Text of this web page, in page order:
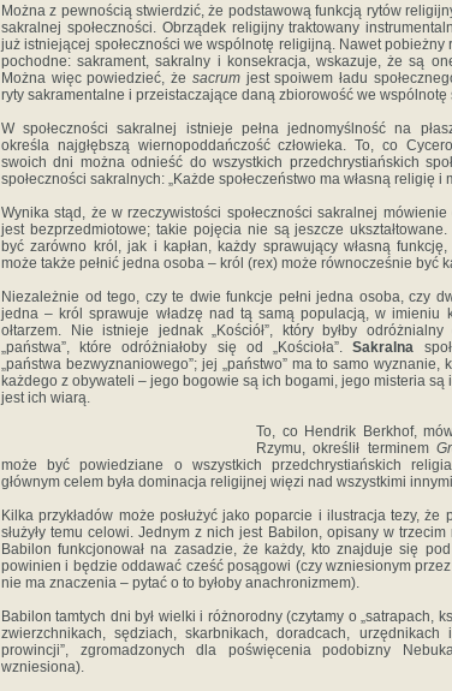
Można z pewnością stwierdzić, że podstawową funkcją rytów
sakralnej społeczności. Obrządek religijny traktowany
już istniejącej społeczności we wspólnotę religijną. Nawet
pochodne: sakrament, sakralny i konsekracja, wskazuje, że są
Można więc powiedzieć, że sacrum jest spoiwem ładu
ryty sakramentalne i przeistaczające daną zbiorowość we wspólnotę
W społeczności sakralnej istnieje pełna jednomyślność na
określa najgłębszą wiernopoddańczość człowieka. To, co
swoich dni można odnieść do wszystkich przedchrystiańskich
społeczności sakralnych: „Każde społeczeństwo ma własną religię i
Wynika stąd, że w rzeczywistości społeczności sakralnej mówienie
jest bezprzedmiotowe; takie pojęcia nie są jeszcze
być zarówno król, jak i kapłan, każdy sprawujący własną
może także pełnić jedna osoba – król (rex) może równocześnie być
Niezależnie od tego, czy te dwie funkcje pełni jedna osoba, czy
jedna – król sprawuje władzę nad tą samą populacją, w imieniu
ołtarzem. Nie istnieje jednak „Kościół”, który byłby
„państwa”, które odróżniałoby się od „Kościoła”.Sakralna
„państwa bezwyznaniowego”; jej „państwo” ma to samo wyznanie,
każdego z obywateli – jego bogowie są ich bogami, jego misteria są
jest ich wiarą.
To, co Hendrik Berkhof,
Rzymu, określił terminem
może być powiedziane o wszystkich przedchrystiańskich
głównym celem była dominacja religijnej więzi nad wszystkimi
Kilka przykładów może posłużyć jako poparcie i ilustracja tezy, że
służyły temu celowi. Jednym z nich jest Babilon, opisany w
Babilon funkcjonował na zasadzie, że każdy, kto znajduje się
powinien i będzie oddawać cześć posągowi (czy wzniesionym
nie ma znaczenia – pytać o to byłoby anachronizmem).
Babilon tamtych dni był wielki i różnorodny (czytamy o „satrapach,
zwierzchnikach, sędziach, skarbnikach, doradcach, urzędnikach
prowincji”, zgromadzonych dla poświęcenia podobizny
wzniesiona).